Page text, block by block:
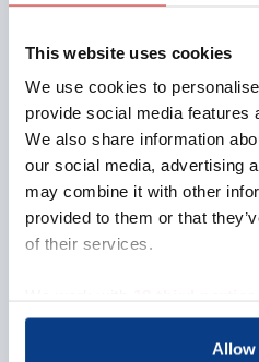
This website uses cookies
We use cookies to
provide social media features
We also share information
our social media, advertising
may combine it with other
provided to them or that
of their services.
process your information.
Allow
Ontdek jouw voordelen als
Over NOBCO
Missie en visie
Organisatie
EMCC Global
Kwaliteit